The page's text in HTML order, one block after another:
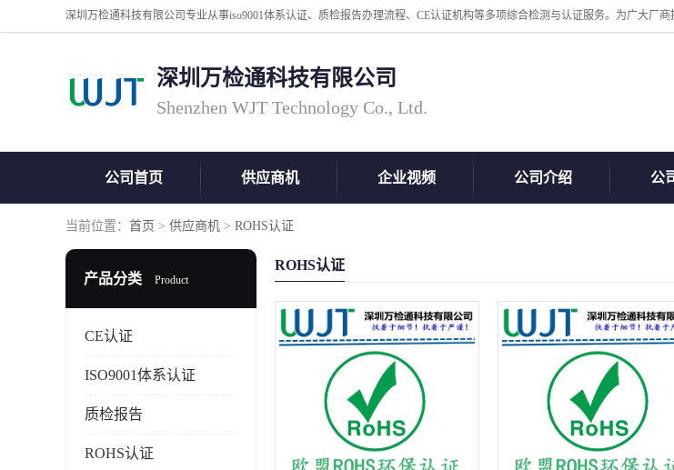
深圳万检通科技有限公司
Shenzhen WJT Technology Co., Ltd.
公司首页 供应商机 企业视频 公司介绍 公
当前位置： 首页 > 供应商机 > ROHS认证
产品分类 Product
CE认证
ISO9001体系认证
质检报告
ROHS认证
ROHS认证